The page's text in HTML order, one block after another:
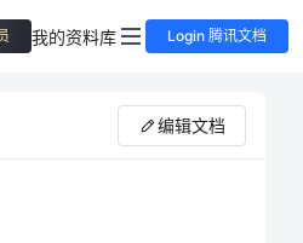
我的资料库 Login 腾讯文档
编辑文档